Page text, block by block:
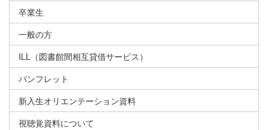
卒業生
一般の方
ILL（図書館間相互貸借サービス）
パンフレット
新入生オリエンテーション資料
視聴覚資料について